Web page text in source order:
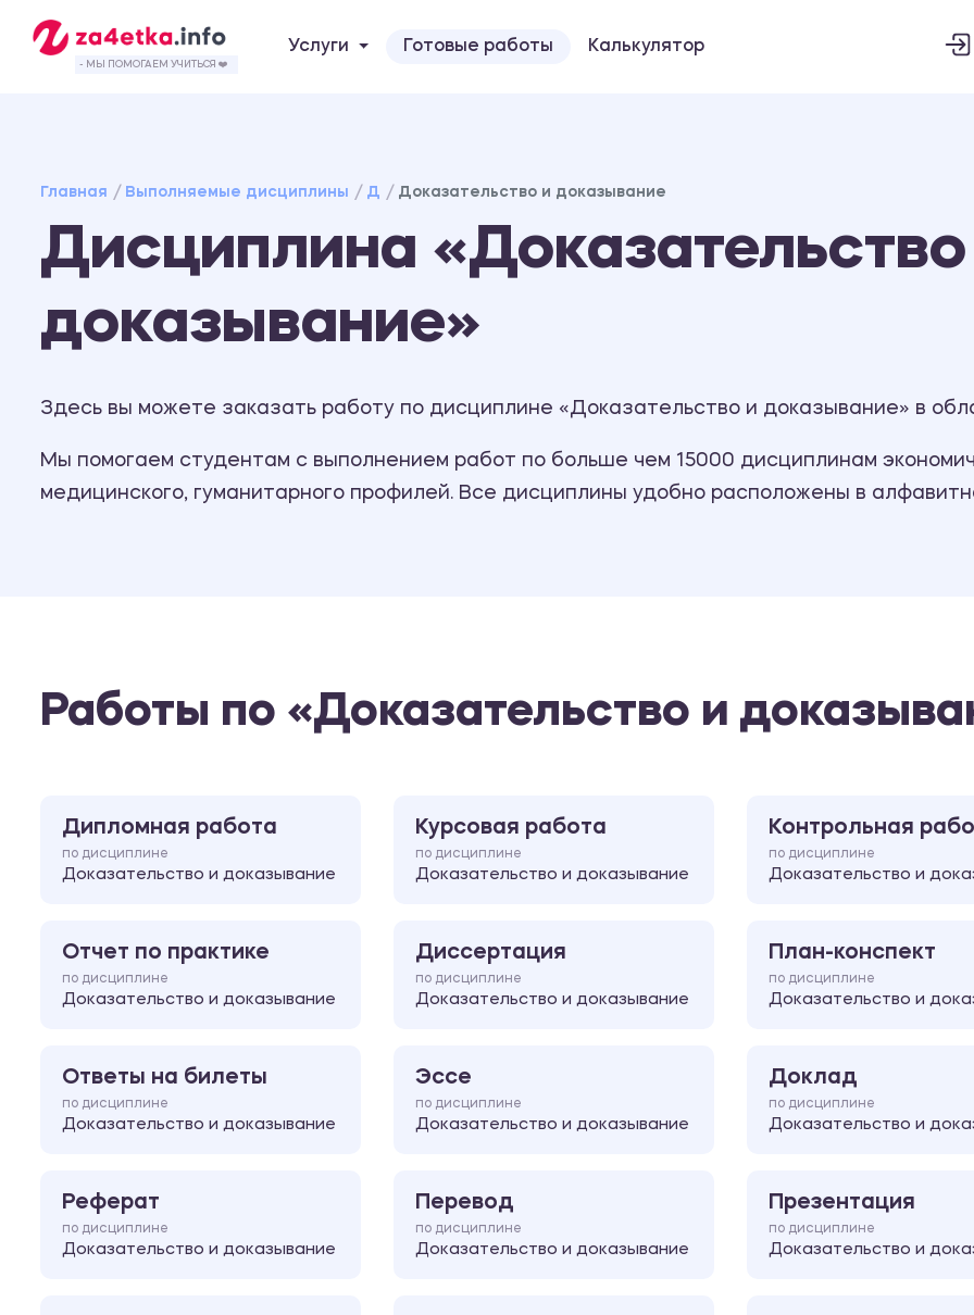
- МЫ ПОМОГАЕМ УЧИТЬСЯ ❤️
Услуги Готовые работы Калькулятор
Главная Выполняемые дисциплины Д Доказательство и доказывание
Дисциплина «Доказательство
доказывание»
Здесь вы можете заказать работу по дисциплине «Доказательство и доказывание» в
Мы помогаем студентам с выполнением работ по больше чем 15000 дисциплинам
медицинского, гуманитарного профилей. Все дисциплины удобно расположены в
Работы по «Доказательство и
Дипломная работа
по дисциплине
Доказательство и доказывание
Курсовая работа
по дисциплине
Доказательство и доказывание
Контрольная
по дисциплине
Доказательство и
Отчет по практике
по дисциплине
Доказательство и доказывание
Диссертация
по дисциплине
Доказательство и доказывание
План-конспект
по дисциплине
Доказательство и
Ответы на билеты
по дисциплине
Доказательство и доказывание
Эссе
по дисциплине
Доказательство и доказывание
Доклад
по дисциплине
Доказательство и
Реферат
по дисциплине
Доказательство и доказывание
Перевод
по дисциплине
Доказательство и доказывание
Презентация
по дисциплине
Доказательство и